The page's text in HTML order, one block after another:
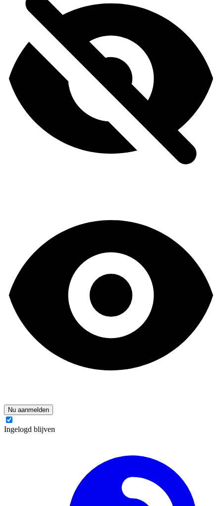
Nu aanmelden
Ingelogd blijven